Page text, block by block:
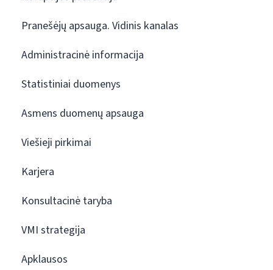
Pranešėjų apsauga. Vidinis kanalas
Administracinė informacija
Statistiniai duomenys
Asmens duomenų apsauga
Viešieji pirkimai
Karjera
Konsultacinė taryba
VMI strategija
Apklausos